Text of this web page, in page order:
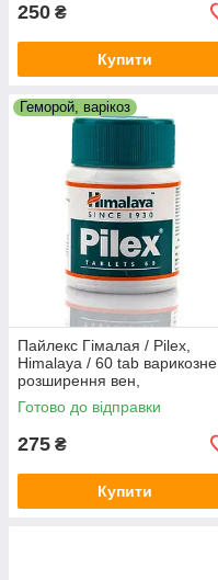
250 ₴
Купити
Геморой, варікоз
Пайлекс Гімалая / Pilex,
Himalaya / 60 tab варикозне
розширення вен,
тромбофлебіт, геморой
Готово до відправки
275 ₴
Купити